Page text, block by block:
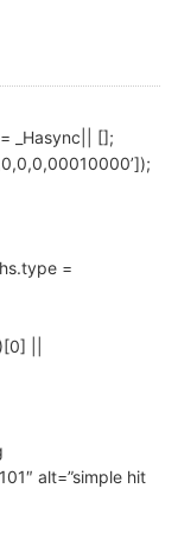
_Hasync|| [];
=
||
alt=”simple hit